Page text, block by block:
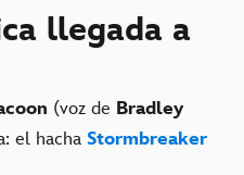
llegada a
(voz de Bradley
el hacha Stormbreaker